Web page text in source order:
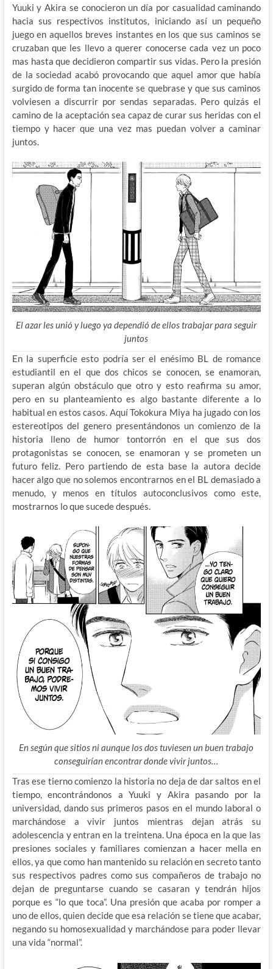
Yuuki y Akira se conocieron un día por casualidad caminando
hacia sus respectivos institutos, iniciando así un pequeño
juego en aquellos breves instantes en los que sus caminos se
cruzaban que les llevo a querer conocerse cada vez un poco
mas hasta que decidieron compartir sus vidas. Pero la presión
de la sociedad acabó provocando que aquel amor que había
surgido de forma tan inocente se quebrase y que sus caminos
volviesen a discurrir por sendas separadas. Pero quizás el
camino de la aceptación sea capaz de curar sus heridas con el
tiempo y hacer que una vez mas puedan volver a caminar
juntos.
El azar les unió y luego ya dependió de ellos trabajar para seguir
juntos
En la superficie esto podría ser el enésimo BL de romance
estudiantil en el que dos chicos se conocen, se enamoran,
superan algún obstáculo que otro y esto reafirma su amor,
pero en su planteamiento es algo bastante diferente a lo
habitual en estos casos. Aquí Tokokura Miya ha jugado con los
estereotipos del genero presentándonos un comienzo de la
historia lleno de humor tontorrón en el que sus dos
protagonistas se conocen, se enamoran y se prometen un
futuro feliz. Pero partiendo de esta base la autora decide
hacer algo que no solemos encontrarnos en el BL demasiado a
menudo, y menos en títulos autoconclusivos como este,
mostrarnos lo que sucede después.
En según que sitios ni aunque los dos tuviesen un buen trabajo
conseguirían encontrar donde vivir juntos…
Tras ese tierno comienzo la historia no deja de dar saltos en el
tiempo, encontrándonos a Yuuki y Akira pasando por la
universidad, dando sus primeros pasos en el mundo laboral o
marchándose a vivir juntos mientras dejan atrás su
adolescencia y entran en la treintena. Una época en la que las
presiones sociales y familiares comienzan a hacer mella en
ellos, ya que como han mantenido su relación en secreto tanto
sus respectivos padres como sus compañeros de trabajo no
dejan de preguntarse cuando se casaran y tendrán hijos
porque es “lo que toca”. Una presión que acaba por romper a
uno de ellos, quien decide que esa relación se tiene que acabar,
negando su homosexualidad y marchándose para poder llevar
una vida “normal”.